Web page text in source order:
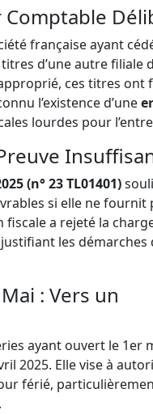
Comptable
française ayant
d’une autre filiale
ces titres ont
l’existence d’une
lourdes pour
(n° 23 TL01401)
si elle ne fournit
a rejeté la
les
: Vers un
ayant ouvert le 1er
2025. Elle vise à
férié,